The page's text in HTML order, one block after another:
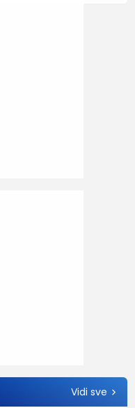
Vidi sve